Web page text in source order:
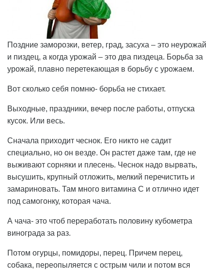
Поздние заморозки, ветер, град, засуха – это неурожай
и пиздец, а когда урожай – это два пиздеца. Борьба за
урожай, плавно перетекающая в борьбу с урожаем.
Вот сколько себя помню- борьба не стихает.
Выходные, праздники, вечер после работы, отпуска
кусок. Или весь.
Сначала приходит чеснок. Его никто не садит
специально, но он везде. Он растет даже там, где не
выживают сорняки и плесень. Чеснок надо вырвать,
высушить, крупный отложить, мелкий перечистить и
замариновать. Там много витамина С и отлично идет
под самогонку, которая чача.
А чача- это чтоб переработать половину кубометра
винограда за раз.
Потом огурцы, помидоры, перец. Причем перец,
собака, переопыляется с острым чили и потом вся